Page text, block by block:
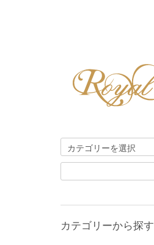
カテゴリーから探す